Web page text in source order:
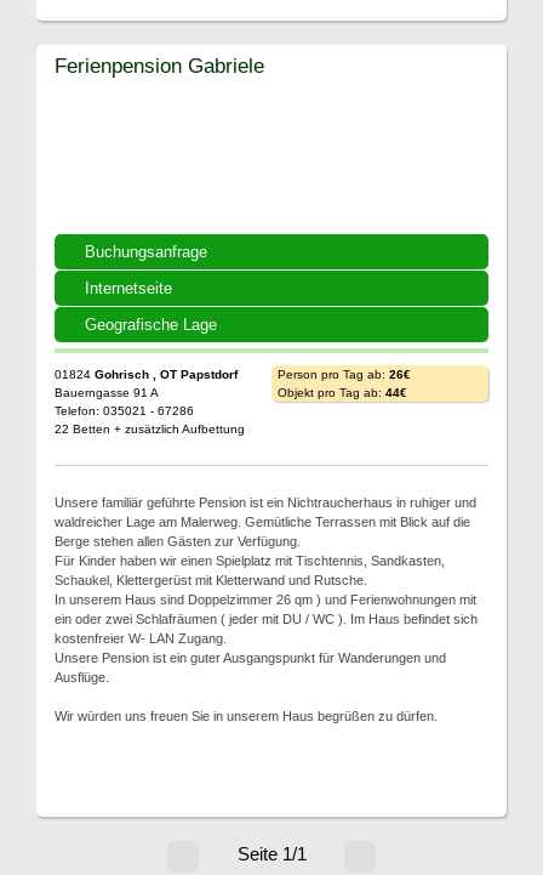
Buchungsanfrage
Internetseite
Geografische Lage
Ferienpension Gabriele
01824 Gohrisch , OT Papstdorf
Bauerngasse 91 A
Telefon: 035021 - 67286
22 Betten + zusätzlich Aufbettung
Person pro Tag ab: 26€
Objekt pro Tag ab: 44€
Unsere familiär geführte Pension ist ein Nichtraucherhaus in ruhiger und
waldreicher Lage am Malerweg. Gemütliche Terrassen mit Blick auf die
Berge stehen allen Gästen zur Verfügung.
Für Kinder haben wir einen Spielplatz mit Tischtennis, Sandkasten,
Schaukel, Klettergerüst mit Kletterwand und Rutsche.
In unserem Haus sind Doppelzimmer 26 qm ) und Ferienwohnungen mit
ein oder zwei Schlafräumen ( jeder mit DU / WC ). Im Haus befindet sich
kostenfreier W- LAN Zugang.
Unsere Pension ist ein guter Ausgangspunkt für Wanderungen und
Ausflüge.
Wir würden uns freuen Sie in unserem Haus begrüßen zu dürfen.
Seite 1/1